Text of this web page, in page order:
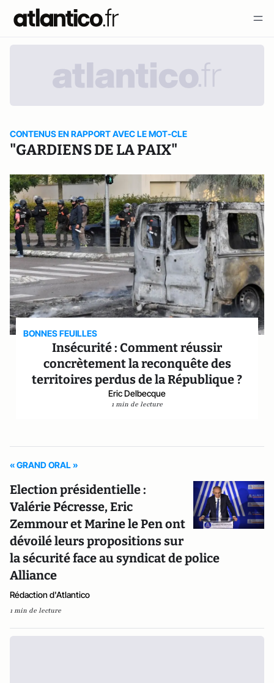
CONTENUS EN RAPPORT AVEC LE MOT-CLE
"GARDIENS DE LA PAIX"
BONNES FEUILLES
Insécurité : Comment réussir
concrètement la reconquête des
territoires perdus de la République ?
Eric Delbecque
1 min de lecture
« GRAND ORAL »
Election présidentielle :
Valérie Pécresse, Eric
Zemmour et Marine le Pen ont
dévoilé leurs propositions sur
la sécurité face au syndicat de police
Alliance
Rédaction d'Atlantico
1 min de lecture